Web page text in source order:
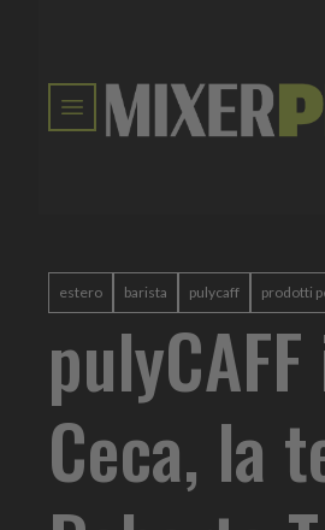
estero barista pulycaff prodotti
Ceca, la